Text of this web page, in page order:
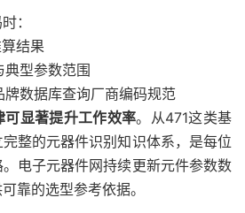
：
结果
型参数范围
数据库查询厂商编码规范
可显著提升工作效率。从471这类基
整的元器件识别知识体系，是每位
电子元器件网持续更新元件参数数
靠的选型参考依据。